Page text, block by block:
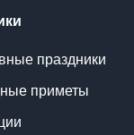
праздники
приметы